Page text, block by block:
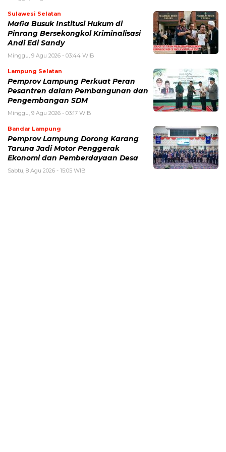
Sulawesi Selatan
Mafia Busuk Institusi Hukum di
Pinrang Bersekongkol Kriminalisasi
Andi Edi Sandy
Minggu, 9 Agu 2026 - 03:44 WIB
Lampung Selatan
Pemprov Lampung Perkuat Peran
Pesantren dalam Pembangunan dan
Pengembangan SDM
Minggu, 9 Agu 2026 - 03:17 WIB
Bandar Lampung
Pemprov Lampung Dorong Karang
Taruna Jadi Motor Penggerak
Ekonomi dan Pemberdayaan Desa
Sabtu, 8 Agu 2026 - 15:05 WIB